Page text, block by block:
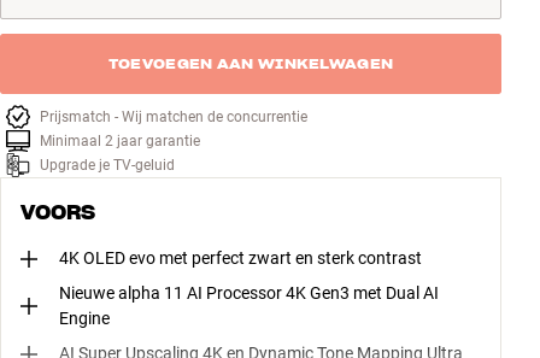
TOEVOEGEN AAN WINKELWAGEN
Prijsmatch - Wij matchen de concurrentie
Minimaal 2 jaar garantie
Upgrade je TV-geluid
VOORS
4K OLED evo met perfect zwart en sterk contrast
Nieuwe alpha 11 AI Processor 4K Gen3 met Dual AI
Engine
AI Super Upscaling 4K en Dynamic Tone Mapping Ultra